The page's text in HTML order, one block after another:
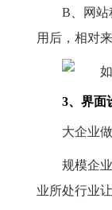
B、网站
用后，相对
3、界面
大企业
规模企
业所处行业